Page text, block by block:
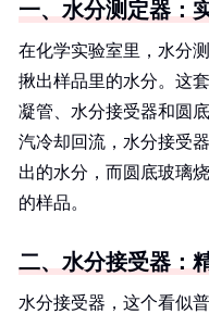
一、水分测定器：
在化学实验室里，水分
揪出样品里的水分。这
凝管、水分接受器和圆
汽冷却回流，水分接受
出的水分，而圆底玻璃
的样品。
二、水分接受器：
水分接受器，这个看似